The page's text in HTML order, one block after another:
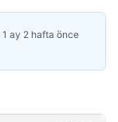
1 ay 2 hafta önce